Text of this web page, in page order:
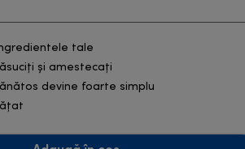
tale
și amestecați
devine foarte simplu